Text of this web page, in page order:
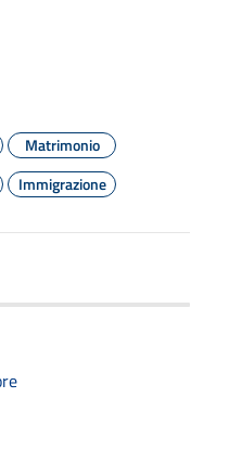
Matrimonio
Immigrazione